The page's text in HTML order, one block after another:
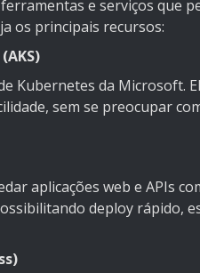
e serviços que
os principais recursos:
Kubernetes da Microsoft.
sem se preocupar
aplicações web e APIs
deploy rápido,